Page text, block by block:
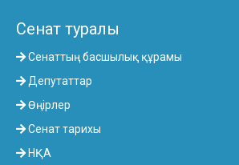
Сенат туралы
Сенаттың басшылық құрамы
Депутаттар
Өңірлер
Сенат тарихы
НҚА